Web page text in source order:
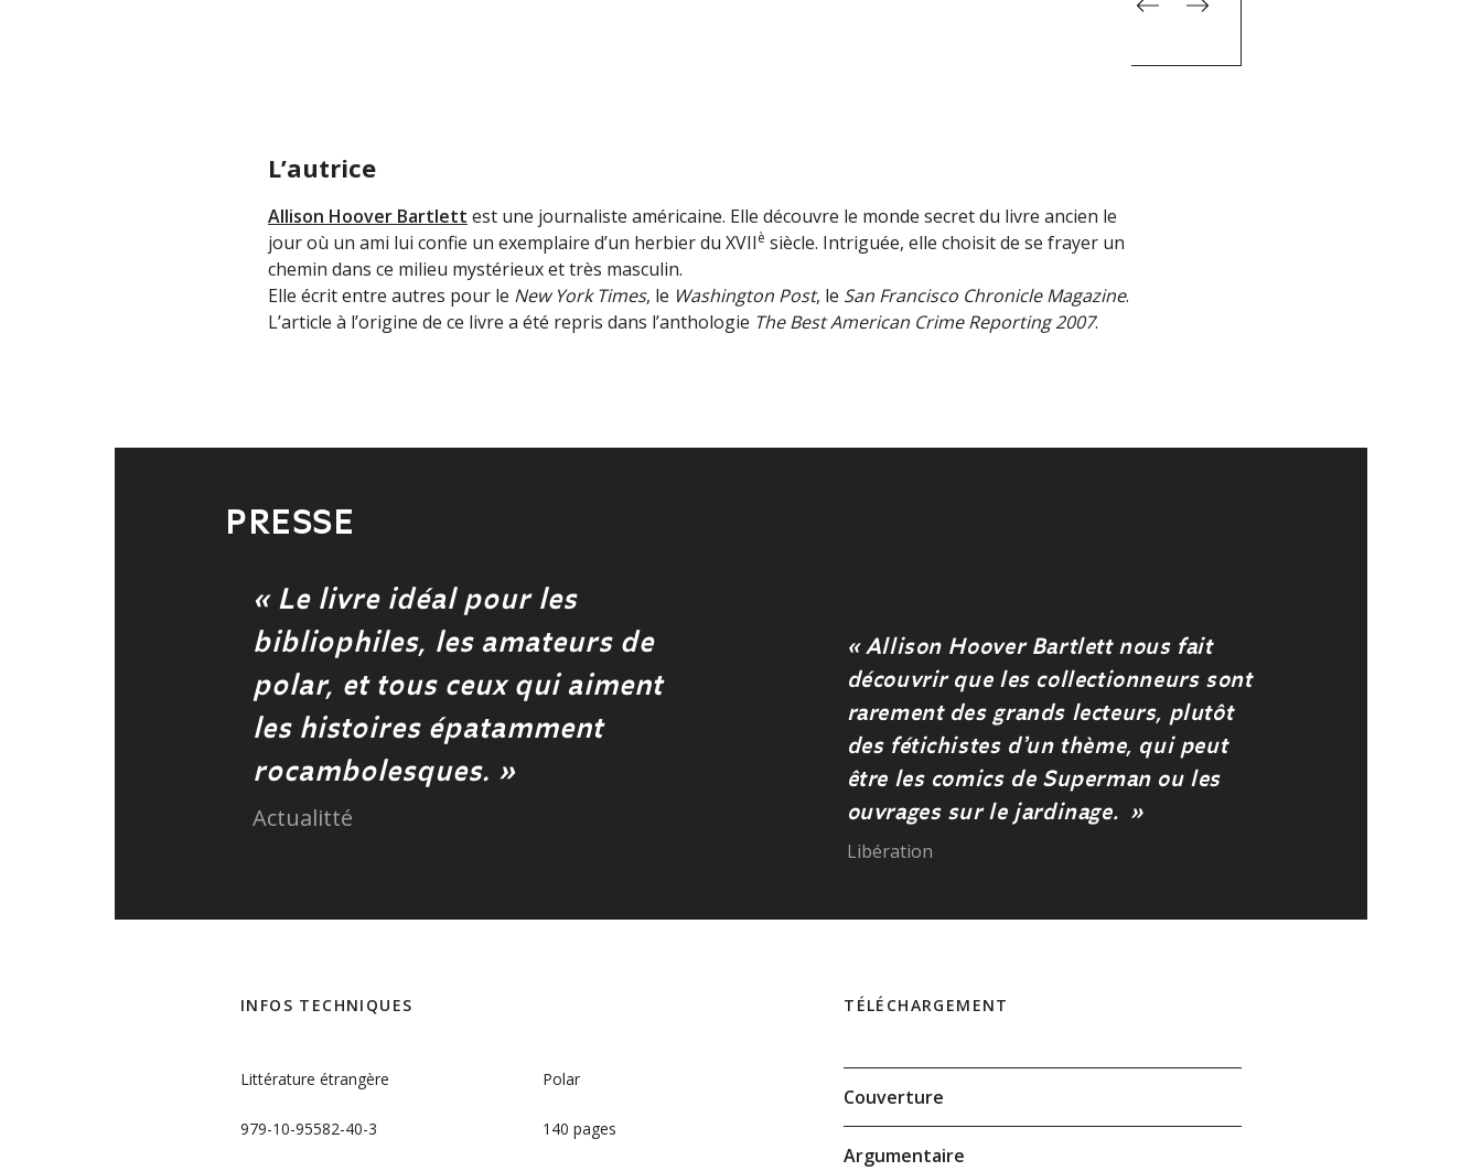
L’autrice
Allison Hoover Bartlett est une journaliste américaine. Elle découvre le monde secret du livre ancien le
jour où un ami lui confie un exemplaire d’un herbier du XVIIè siècle. Intriguée, elle choisit de se frayer un
chemin dans ce milieu mystérieux et très masculin.
Elle écrit entre autres pour le New York Times, le Washington Post, le San Francisco Chronicle Magazine.
L’article à l’origine de ce livre a été repris dans l’anthologie The Best American Crime Reporting 2007.
PRESSE
« Le livre idéal pour les
bibliophiles, les amateurs de
polar, et tous ceux qui aiment
les histoires épatamment
rocambolesques. »
Actualitté
« Allison Hoover Bartlett nous fait
découvrir que les collectionneurs sont
rarement des grands lecteurs, plutôt
des fétichistes d’un thème, qui peut
être les comics de Superman ou les
ouvrages sur le jardinage. »
Libération
INFOS TECHNIQUES
Littérature étrangère Polar
979-10-95582-40-3 140 pages
TÉLÉCHARGEMENT
Couverture
Argumentaire